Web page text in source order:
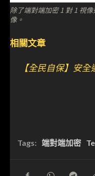
除了端對端加密 1 對 1 視
像。
相關文章
【全民自保】安
Tags: 端對端加密